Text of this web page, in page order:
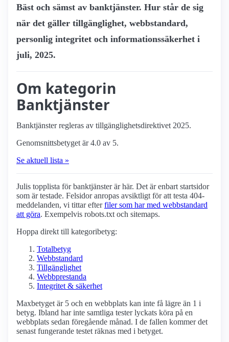
Bäst och sämst av bank­tjänster. Hur står de sig
när det gäller tillgänglighet, webbstandard,
personlig integritet och informationssäkerhet i
juli, 2025.
Om kategorin
Banktjänster
Banktjänster regleras av tillgänglighetsdirektivet 2025.
Genomsnittsbetyget är 4.0 av 5.
Se aktuell lista »
Julis topplista för bank­tjänster är här. Det är enbart startsidor
som är testade. Felsidor anropas avsiktligt för att testa 404-
meddelanden, vi tittar efterfiler som har med webbstandard
att göra. Exempelvis robots.txt och sitemaps.
Hoppa direkt till kategoribetyg:
Totalbetyg
Webbstandard
Tillgänglighet
Webbprestanda
Integritet & säkerhet
Maxbetyget är 5 och en webbplats kan inte få lägre än 1 i
betyg. Ibland har inte samtliga tester lyckats köra på en
webbplats sedan föregående månad. I de fallen kommer det
senast fungerande testet räknas med i betyget.